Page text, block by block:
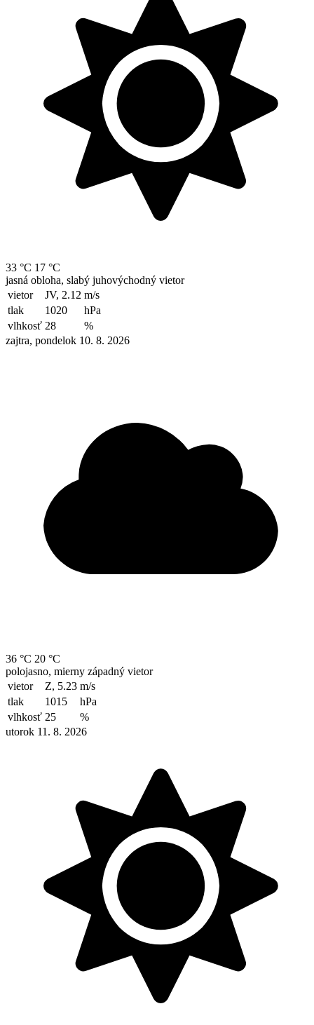
33 °C 17 °C
jasná obloha, slabý juhovýchodný vietor
vietor
JV, 2.12 m/s
tlak
1020
hPa
vlhkosť 28
%
zajtra, pondelok 10. 8. 2026
36 °C 20 °C
polojasno, mierny západný vietor
vietor
Z, 5.23 m/s
tlak
1015
hPa
vlhkosť 25
%
utorok 11. 8. 2026